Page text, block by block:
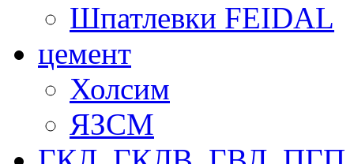
Шпатлевки FEIDAL
цемент
Холсим
ЯЗCМ